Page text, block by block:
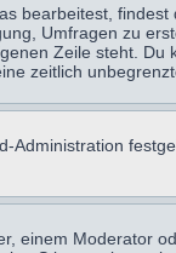
bearbeitest,
Umfragen zu
Zeile steht.
zeitlich
einem Moderator